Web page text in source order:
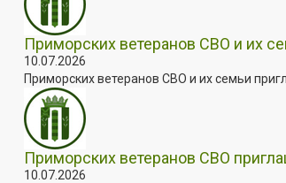
Приморских ветеранов СВО и их
10.07.2026
Приморских ветеранов СВО и их семьи
Приморских ветеранов СВО
10.07.2026